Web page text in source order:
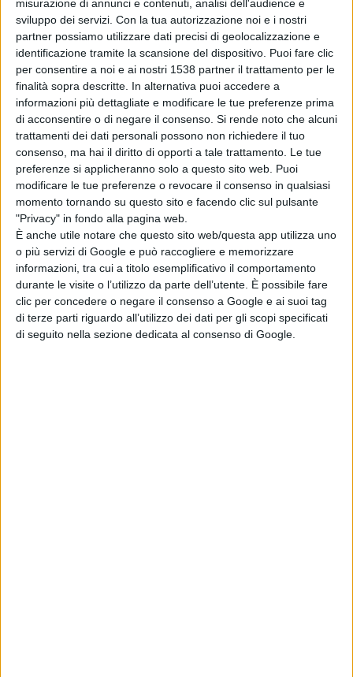
misurazione di annunci e contenuti, analisi dell'audience e
sviluppo dei servizi. Con la tua autorizzazione noi e i nostri
partner possiamo utilizzare dati precisi di geolocalizzazione e
identificazione tramite la scansione del dispositivo. Puoi fare clic
per consentire a noi e ai nostri 1538 partner il trattamento per le
finalità sopra descritte. In alternativa puoi accedere a
informazioni più dettagliate e modificare le tue preferenze prima
di acconsentire o di negare il consenso. Si rende noto che alcuni
trattamenti dei dati personali possono non richiedere il tuo
consenso, ma hai il diritto di opporti a tale trattamento. Le tue
preferenze si applicheranno solo a questo sito web. Puoi
modificare le tue preferenze o revocare il consenso in qualsiasi
momento tornando su questo sito e facendo clic sul pulsante
"Privacy" in fondo alla pagina web.
È anche utile notare che questo sito web/questa app utilizza uno
o più servizi di Google e può raccogliere e memorizzare
informazioni, tra cui a titolo esemplificativo il comportamento
durante le visite o l’utilizzo da parte dell’utente. È possibile fare
clic per concedere o negare il consenso a Google e ai suoi tag
di terze parti riguardo all’utilizzo dei dati per gli scopi specificati
di seguito nella sezione dedicata al consenso di Google.
Le prove libere e le prequalifiche del Gran Premio d'Italia
di MotoGp saranno trasmesse in diretta televisiva e in
esclusiva sui canali SkySport e si potranno seguire anche
in streaming sull'app SkyGo e su NOW.
Condividi su: